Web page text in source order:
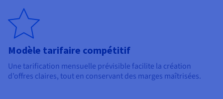
Modèle tarifaire compétitif
Une tarification mensuelle prévisible facilite la création
d’offres claires, tout en conservant des marges maîtrisées.